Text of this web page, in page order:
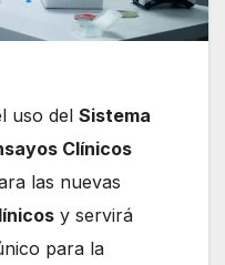
uso del Sistema
Clínicos
las nuevas
y servirá
para la